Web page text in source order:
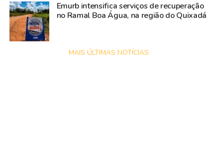
Emurb intensifica serviços de recuperação
no Ramal Boa Água, na região do Quixadá
MAIS ÚLTIMAS NOTÍCIAS